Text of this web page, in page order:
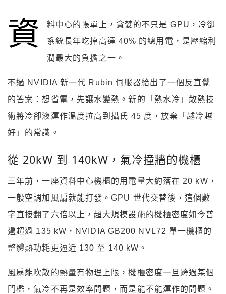
資
料中心的帳單上，貪婪的不只是 GPU，冷卻
系統長年吃掉高達 40% 的總用電，是壓縮利
潤最大的負擔之一。
不過 NVIDIA 新一代 Rubin 伺服器給出了一個反直覺
的答案：想省電，先讓水變熱。新的「熱水冷」散熱技
術將冷卻液運作溫度拉高到攝氏 45 度，放棄「越冷越
好」的常識。
從 20kW 到 140kW，氣冷撞牆的機櫃
三年前，一座資料中心機櫃的用電量大約落在 20 kW，
一般空調加風扇就能打發。GPU 世代交替後，這個數
字直接翻了六倍以上，超大規模設施的機櫃密度如今普
遍超過 135 kW，NVIDIA GB200 NVL72 單一機櫃的
整體熱功耗更逼近 130 至 140 kW。
風扇能吹散的熱量有物理上限，機櫃密度一旦跨過某個
門檻，氣冷不再是效率問題，而是能不能運作的問題。